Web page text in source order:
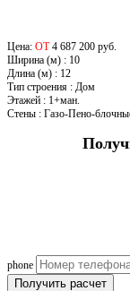
Цена: ОТ 4 687 200 руб.
Ширина (м) : 10
Длина (м) : 12
Тип строения : Дом
Этажей : 1+ман.
Стены : Газо-Пено-
phone
Получить расчет